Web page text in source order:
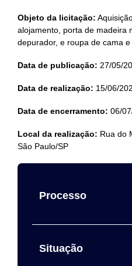
Objeto da licitação:
alojamento, porta de madeira
depurador, e roupa de cama e
Data de publicação: 27/05/
Data de realização: 15/06/
Data de encerramento: 06/
Local da realização: Rua do
São Paulo/SP
Processo
Situação